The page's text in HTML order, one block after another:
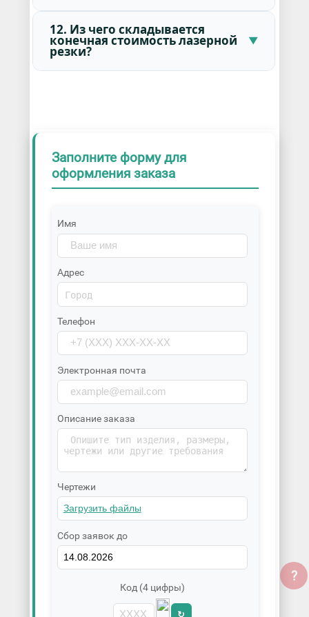
12. Из чего складывается
конечная стоимость лазерной
резки?
Заполните форму для
оформления заказа
Имя
Адрес
Телефон
Электронная почта
Описание заказа
Чертежи
Сбор заявок до
Код (4 цифры)
↻
?